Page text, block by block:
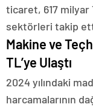
ticaret, 617 milyar
sektörleri takip
Makine ve
TL’ye Ulaştı
2024 yılındaki
harcamalarının